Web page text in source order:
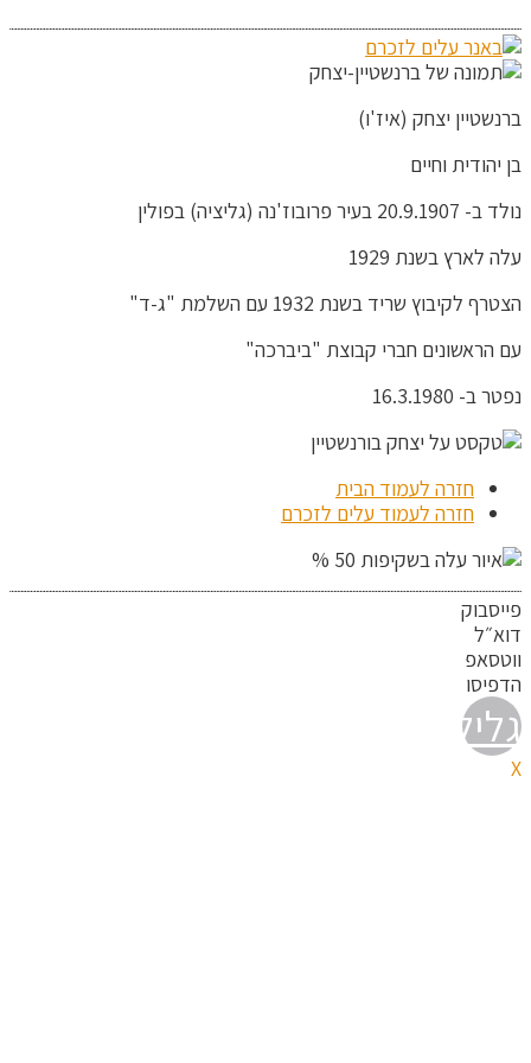
ברנשטיין יצחק (איז'ו)
בן יהודית וחיים
נולד ב- 20.9.1907 בעיר פרובוז'נה (גליציה) בפולין
עלה לארץ בשנת 1929
הצטרף לקיבוץ שריד בשנת 1932 עם השלמת "ג-ד"
עם הראשונים חברי קבוצת "ביברכה"
נפטר ב- 16.3.1980
חזרה לעמוד הבית
חזרה לעמוד עלים לזכרם
פייסבוק
דוא״ל
ווטסאפ
הדפיסו
גלילה
לראש
X